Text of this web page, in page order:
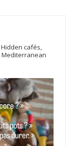
Hidden cafés,
Mediterranean